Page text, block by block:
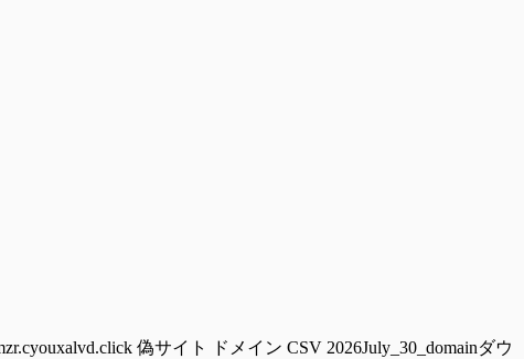
偽サイト ドメイン CSV 2026July_30_domainダウ